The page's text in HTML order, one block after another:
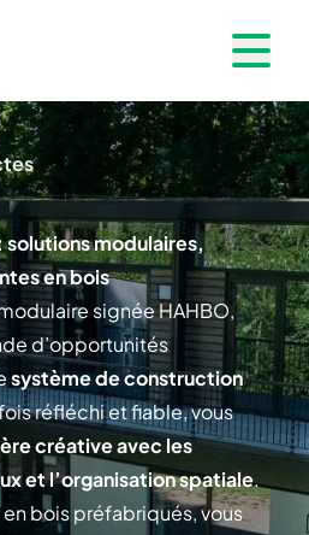
Open
modulaires,
en bois
signée HAHBO,
d’opportunités
système de construction
fois réfléchi et fiable, vous
créative avec les
et l’organisation spatiale.
bois préfabriqués, vous